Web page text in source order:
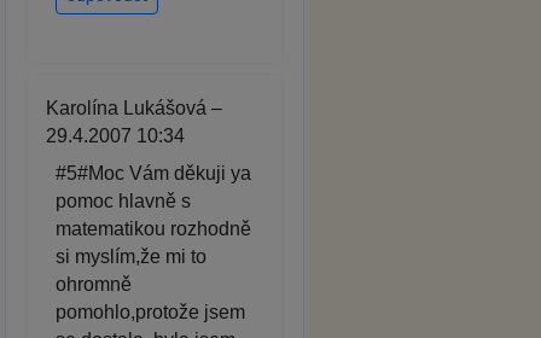
Karolína Lukášová –
29.4.2007 10:34
#5#Moc Vám děkuji ya
pomoc hlavně s
matematikou rozhodně
si myslím,že mi to
ohromně
pomohlo,protože jsem